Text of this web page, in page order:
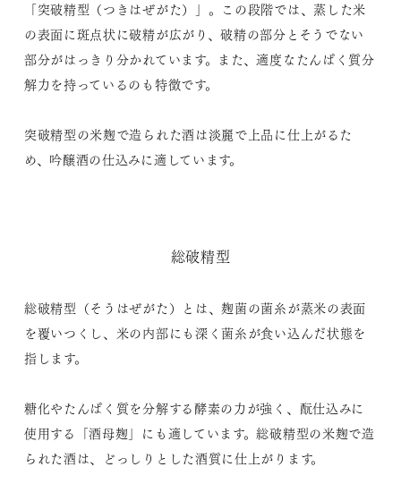
「突破精型（つきはぜがた）」。この段階では、蒸した米
の表面に斑点状に破精が広がり、破精の部分とそうでない
部分がはっきり分かれています。また、適度なたんぱく質分
解力を持っているのも特徴です。
突破精型の米麹で造られた酒は淡麗で上品に仕上がるた
め、吟醸酒の仕込みに適しています。
総破精型
総破精型（そうはぜがた）とは、麹菌の菌糸が蒸米の表面
を覆いつくし、米の内部にも深く菌糸が食い込んだ状態を
指します。
糖化やたんぱく質を分解する酵素の力が強く、酛仕込みに
使用する「酒母麹」にも適しています。総破精型の米麹で造
られた酒は、どっしりとした酒質に仕上がります。